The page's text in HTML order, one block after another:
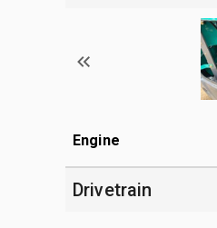
Engine
Drivetrain